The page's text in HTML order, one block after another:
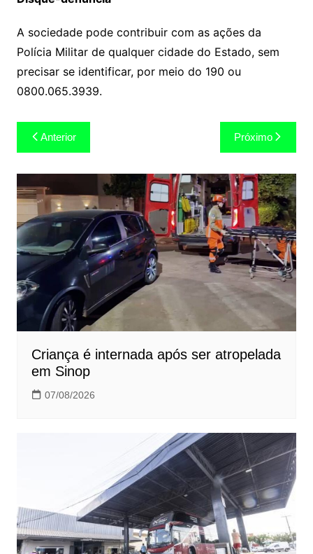
A sociedade pode contribuir com as ações da
Polícia Militar de qualquer cidade do Estado, sem
precisar se identificar, por meio do 190 ou
0800.065.3939.
Navegação
de
Post
Anterior Próximo
Criança é internada após ser atropelada
em Sinop
07/08/2026